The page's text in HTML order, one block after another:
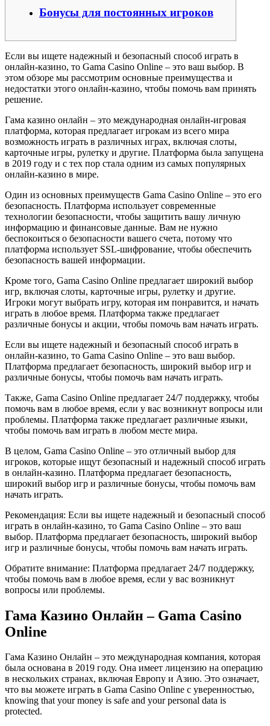
Бонусы для постоянных игроков
Если вы ищете надежный и безопасный способ играть в
онлайн-казино, то Gama Casino Online – это ваш выбор. В
этом обзоре мы рассмотрим основные преимущества и
недостатки этого онлайн-казино, чтобы помочь вам принять
решение.
Гама казино онлайн – это международная онлайн-игровая
платформа, которая предлагает игрокам из всего мира
возможность играть в различных играх, включая слоты,
карточные игры, рулетку и другие. Платформа была запущена
в 2019 году и с тех пор стала одним из самых популярных
онлайн-казино в мире.
Один из основных преимуществ Gama Casino Online – это его
безопасность. Платформа использует современные
технологии безопасности, чтобы защитить вашу личную
информацию и финансовые данные. Вам не нужно
беспокоиться о безопасности вашего счета, потому что
платформа использует SSL-шифрование, чтобы обеспечить
безопасность вашей информации.
Кроме того, Gama Casino Online предлагает широкий выбор
игр, включая слоты, карточные игры, рулетку и другие.
Игроки могут выбрать игру, которая им понравится, и начать
играть в любое время. Платформа также предлагает
различные бонусы и акции, чтобы помочь вам начать играть.
Если вы ищете надежный и безопасный способ играть в
онлайн-казино, то Gama Casino Online – это ваш выбор.
Платформа предлагает безопасность, широкий выбор игр и
различные бонусы, чтобы помочь вам начать играть.
Также, Gama Casino Online предлагает 24/7 поддержку, чтобы
помочь вам в любое время, если у вас возникнут вопросы или
проблемы. Платформа также предлагает различные языки,
чтобы помочь вам играть в любом месте мира.
В целом, Gama Casino Online – это отличный выбор для
игроков, которые ищут безопасный и надежный способ играть
в онлайн-казино. Платформа предлагает безопасность,
широкий выбор игр и различные бонусы, чтобы помочь вам
начать играть.
Рекомендация: Если вы ищете надежный и безопасный способ
играть в онлайн-казино, то Gama Casino Online – это ваш
выбор. Платформа предлагает безопасность, широкий выбор
игр и различные бонусы, чтобы помочь вам начать играть.
Обратите внимание: Платформа предлагает 24/7 поддержку,
чтобы помочь вам в любое время, если у вас возникнут
вопросы или проблемы.
Гама Казино Онлайн – Gama Casino
Online
Гама Казино Онлайн – это международная компания, которая
была основана в 2019 году. Она имеет лицензию на операцию
в нескольких странах, включая Европу и Азию. Это означает,
что вы можете играть в Gama Casino Online с уверенностью,
knowing that your money is safe and your personal data is
protected.